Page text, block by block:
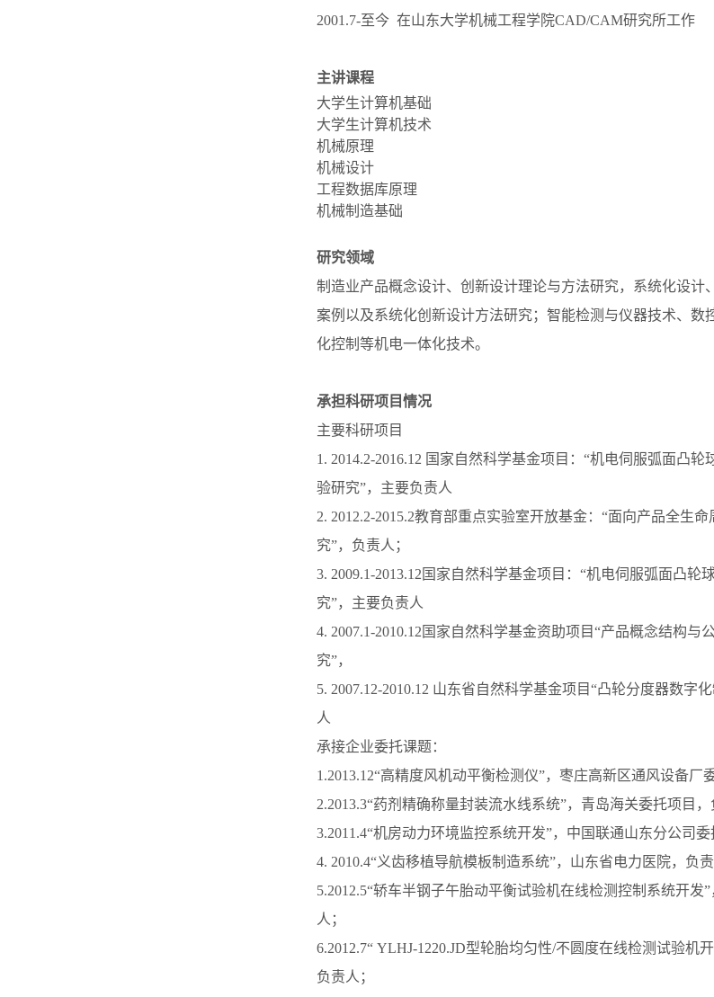
2001.7-至今 在山东大学机械工程学院CAD/CAM研究所工作
主讲课程
大学生计算机基础
大学生计算机技术
机械原理
机械设计
工程数据库原理
机械制造基础
研究领域
制造业产品概念设计、创新设计理论与方法研究，系统化设计
案例以及系统化创新设计方法研究；智能检测与仪器技术、数
化控制等机电一体化技术。
承担科研项目情况
主要科研项目
1. 2014.2-2016.12 国家自然科学基金项目：“机电伺服弧面凸
验研究”，主要负责人
2. 2012.2-2015.2教育部重点实验室开放基金：“面向产品全生
究”，负责人；
3. 2009.1-2013.12国家自然科学基金项目：“机电伺服弧面凸
究”，主要负责人
4. 2007.1-2010.12国家自然科学基金资助项目“产品概念结构
究”，
5. 2007.12-2010.12 山东省自然科学基金项目“凸轮分度器数字
人
承接企业委托课题：
1.2013.12“高精度风机动平衡检测仪”，枣庄高新区通风设备厂
2.2013.3“药剂精确称量封装流水线系统”，青岛海关委托项目，
3.2011.4“机房动力环境监控系统开发”，中国联通山东分公司委
4. 2010.4“义齿移植导航模板制造系统”，山东省电力医院，负责
5.2012.5“轿车半钢子午胎动平衡试验机在线检测控制系统开发
人；
6.2012.7“ YLHJ-1220.JD型轮胎均匀性/不圆度在线检测试验机
负责人；